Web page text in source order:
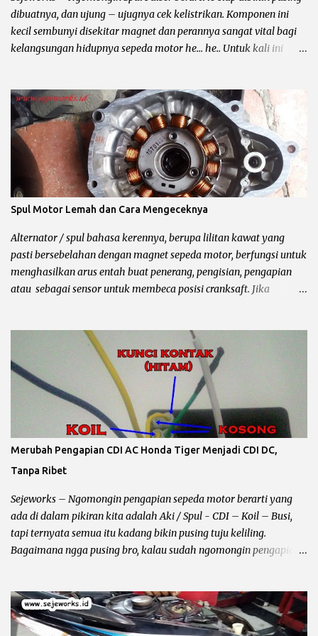
Ciri Penerangan...
dibuatnya, dan ujung – ujugnya cek kelistrikan. Komponen ini
kecil sembunyi disekitar magnet dan perannya sangat vital bagi
kelangsungan hidupnya sepeda motor he... he.. Untuk kali ini
minta di lem biru ?. Biar lebih jelas baca sampai kelar ya bro,
kalau bingung komen aja di tempatnya yusuf dan subscribe ya..
Fungsi dan Pengertian Pulser Motor Pulser atau pick up coil alias
spul pulser dan masih banyak lagi sebutannya adalah komponen
yang berfungsi untuk menentukan waktu pengapian kepada CDI
(Capasitor Discharge Ignition) atau ECU (Engine Control Unit)
dengan cara mengirimkan sinyal ke SCR, kemudian
memerintahkan SCR untuk membuka kapasitor dan
melepaskannya. Bahasa bengkelnya begini bro, pulser
mengirimkan sinyal ke CDI untuk memercikan api di busi, setelah
tonjolan magnet melewatinya seb...
Spul Motor Lemah dan Cara Mengeceknya
Alternator / spul bahasa kerennya, berupa lilitan kawat yang
pasti bersebelahan dengan magnet sepeda motor, berfungsi untuk
menghasilkan arus entah buat penerang, pengisian, pengapian
atau sebagai sensor untuk membeca posisi cranksaft. Jika
akhirnya perlu kick starter / engkol sampai keluar keringat
segede jagung dan mantepnya lagi sampai pakai bensin campur….
Ya campur dorong maksudnya... he….. Ini contoh gambarnya spul
Jupiter mx , masih ok… Beberapa kerusakan pada spull sepeda
motor : Spul pengisian Pada umumnya kabel berwarna putih,
kalau spul ini rusak atau terbakar maka pengaruhnya aki akan
ngedrop sampai habis 2 -3 kali, bahkan kalau ganti kiprok pun
akan tetap sama Karena problemnya ada pada lilitan spul. Cara
mengeceknya bisa dilihat kondisi fisik biasanya terbakar, atau
lilitan kawat putus, untuk pengecekan secara akurat tanpa
bongkar...
Merubah Pengapian CDI AC Honda Tiger Menjadi CDI DC,
Tanpa Ribet
Sejeworks – Ngomongin pengapian sepeda motor berarti yang
ada di dalam pikiran kita adalah Aki / Spul - CDI – Koil – Busi,
tapi ternyata semua itu kadang bikin pusing tuju keliling.
Bagaimana ngga pusing bro, kalau sudah ngomongin pengapian
lebih jauh harus diingat hal yang lagi dibahas itu masalah
pengapian bukan penerangan, karena kadang ada bro yang